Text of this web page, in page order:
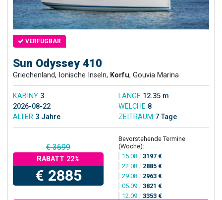
VERFÜGBAR
Sun Odyssey 410
Griechenland, Ionische Inseln, Korfu, Gouvia Marina
KABINY 3 LÄNGE 12.35 m
2026-08-22
WELCHE 8
ALTER 3 Jahre ZEITRAUM 7 Tage
€ 3699
RABATT 22%
€ 2885
Bevorstehende Termine
(Woche):
15.08 / 3197 €
22.08 / 2885 €
29.08 / 2963 €
05.09 / 3821 €
12.09 / 3353 €